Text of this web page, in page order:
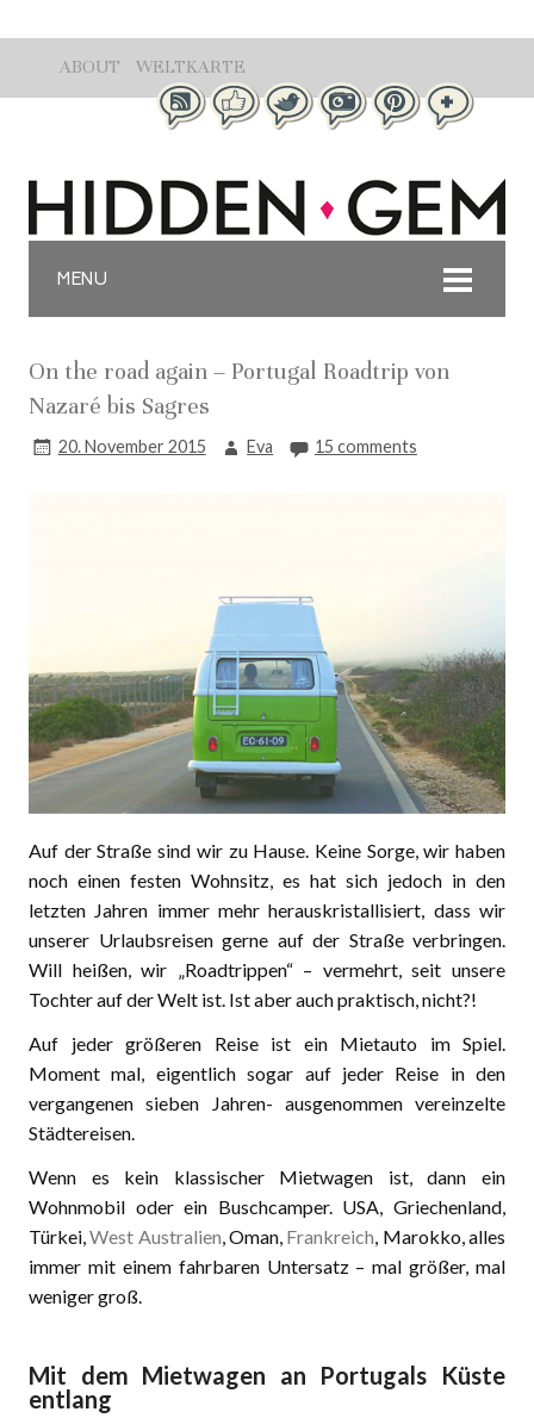
ABOUT WELTKARTE
MENU
On the road again – Portugal Roadtrip von
Nazaré bis Sagres
20. November 2015 Eva 15 comments
Auf der Straße sind wir zu Hause. Keine Sorge, wir haben
noch einen festen Wohnsitz, es hat sich jedoch in den
letzten Jahren immer mehr herauskristallisiert, dass wir
unserer Urlaubsreisen gerne auf der Straße verbringen.
Will heißen, wir „Roadtrippen“ – vermehrt, seit unsere
Tochter auf der Welt ist. Ist aber auch praktisch, nicht?!
Auf jeder größeren Reise ist ein Mietauto im Spiel.
Moment mal, eigentlich sogar auf jeder Reise in den
vergangenen sieben Jahren- ausgenommen vereinzelte
Städtereisen.
Wenn es kein klassischer Mietwagen ist, dann ein
Wohnmobil oder ein Buschcamper. USA, Griechenland,
Türkei,West Australien, Oman, Frankreich, Marokko, alles
immer mit einem fahrbaren Untersatz – mal größer, mal
weniger groß.
Mit dem Mietwagen an Portugals Küste
entlang